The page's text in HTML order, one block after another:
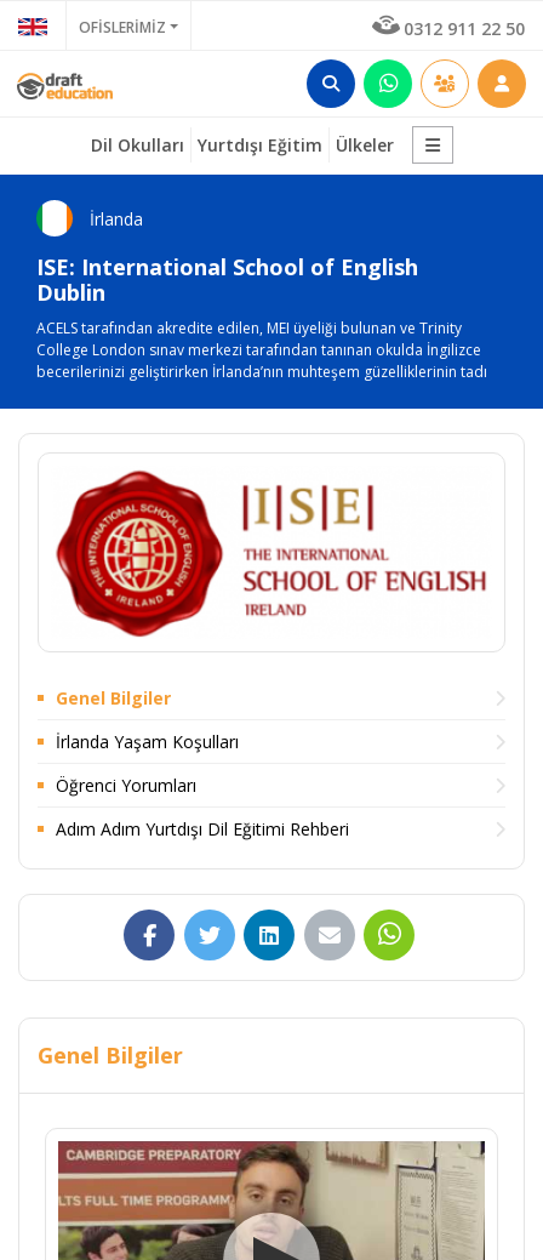
OFİSLERİMİZ 0312 911 22 50
Dil Okulları Yurtdışı Eğitim Ülkeler
İrlanda
ISE: International School of English
Dublin
ACELS tarafından akredite edilen, MEI üyeliği bulunan ve Trinity
College London sınav merkezi tarafından tanınan okulda İngilizce
becerilerinizi geliştirirken İrlanda’nın muhteşem güzelliklerinin tadı
Genel Bilgiler
İrlanda Yaşam Koşulları
Öğrenci Yorumları
Adım Adım Yurtdışı Dil Eğitimi Rehberi
Genel Bilgiler